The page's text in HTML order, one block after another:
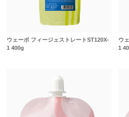
ウェーボ フィージェストレートST120X-
1 400g
ウ
1